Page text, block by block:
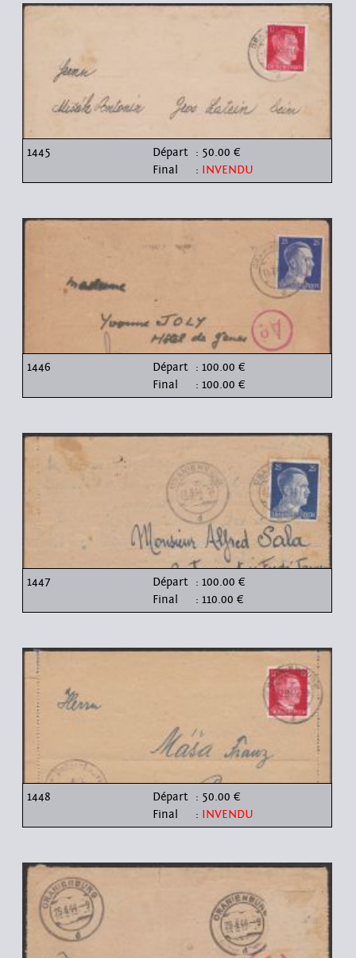
1445 Départ : 50.00 €
Final
: INVENDU
1446 Départ : 100.00 €
Final
: 100.00 €
1447 Départ : 100.00 €
Final
: 110.00 €
1448 Départ : 50.00 €
Final
: INVENDU